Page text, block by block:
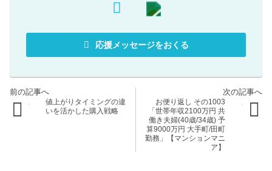
応援メッセージをおくる
値上がりタイミングの違
いを活かした購入戦略
お便り返し その1003
「世帯年収2100万円 共
働き夫婦(40歳/34歳) 予
算9000万円 大手町/田町
勤務」【マンションマニ
ア】